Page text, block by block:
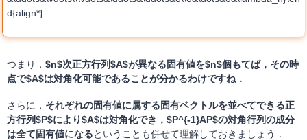
d{align*}
つまり， $n$次正方行列$A$が異なる固有値を$n$個もてば，その時
点で$A$は対角化可能であることが分かるわけですね．
さらに， それぞれの固有値に属する固有ベクトルを並べてできる正
方行列$P$により$A$は対角化でき，$P^{-1}AP$の対角行列の成分
は全て固有値になるということも併せて理解しておきましょう．